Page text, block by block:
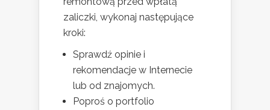
zaliczki, wykonaj następujące
kroki:
Sprawdź opinie i
rekomendacje w Internecie
lub od znajomych.
Poproś o portfolio